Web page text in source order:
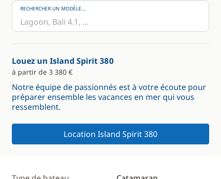
RECHERCHER UN MODÈLE...
Louez un Island Spirit 380
à partir de 3 380 €
Notre équipe de passionnés est à votre écoute pour
préparer ensemble les vacances en mer qui vous
ressemblent.
Location Island Spirit 380